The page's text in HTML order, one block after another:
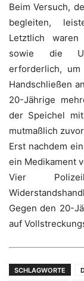
Beim Versuch,
begleiten,
Letztlich
sowie die
erforderlich,
Handschließen
20-Jährige
der Speichel
mutmaßlich
Erst nachdem
ein Medikament
Vier
Gegen den 20-
auf
SCHLAGWORTE